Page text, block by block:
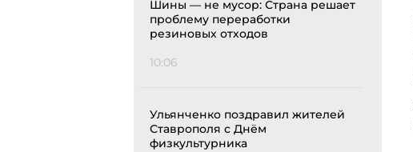
Шины — не мусор: Страна решает
проблему переработки
резиновых отходов
10:06
Ульянченко поздравил жителей
Ставрополя с Днём
физкультурника